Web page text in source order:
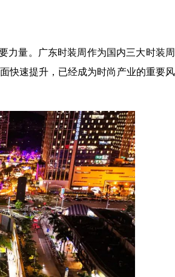
力量。广东时装周作为国内三大时装
快速提升，已经成为时尚产业的重要